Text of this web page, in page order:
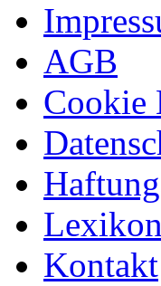
AGB
Cookie
Lexikon
Kontakt